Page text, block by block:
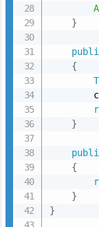
n
e
名
前
空
間
で
の
実
際
の
}
{
T
}
{
}
}